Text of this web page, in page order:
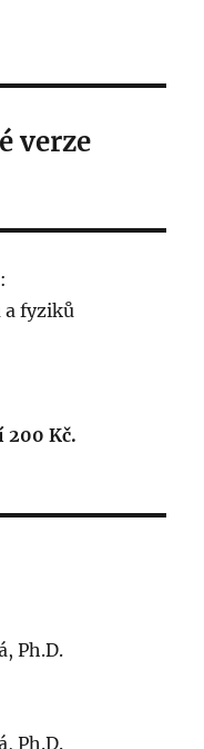
verze
a fyziků
200 Kč.
Ph.D.
Ph.D.